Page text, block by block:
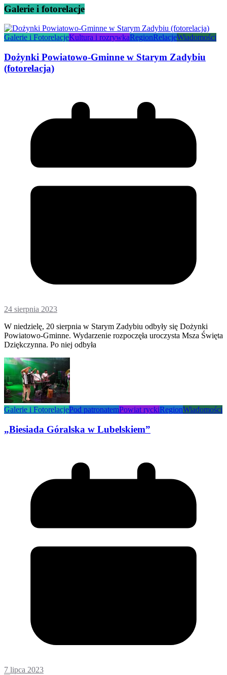
Galerie i fotorelacje
Galerie i FotorelacjeKultura i rozrywkaRegionRelacjeWiadomości
Dożynki Powiatowo-Gminne w Starym Zadybiu
(fotorelacja)
24 sierpnia 2023
W niedzielę, 20 sierpnia w Starym Zadybiu odbyły się Dożynki
Powiatowo-Gminne. Wydarzenie rozpoczęła uroczysta Msza Święta
Dziękczynna. Po niej odbyła
Galerie i FotorelacjePod patronatemPowiat ryckiRegionWiadomości
„Biesiada Góralska w Lubelskiem”
7 lipca 2023